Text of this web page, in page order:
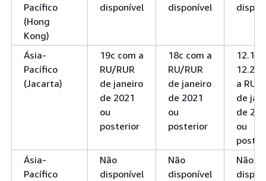
Pacífico
(Hong
Kong)
disponível
disponível
Ásia-
Pacífico
(Jacarta)
19c com a
RU/RUR
de janeiro
de 2021
ou
posterior
18c com a
RU/RUR
de janeiro
de 2021
ou
posterior
12.1 e
12.2
a RU/
de
de
ou
Ásia-
Pacífico
Não
disponível
Não
disponível
Não